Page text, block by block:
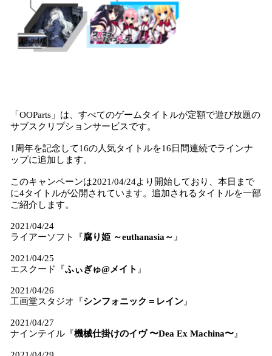
「OOParts」は、すべてのゲームタイトルが定額で遊び放題の
サブスクリプションサービスです。
1周年を記念して16の人気タイトルを16日間連続でラインナ
ップに追加します。
このキャンペーンは2021/04/24より開始しており、本日まで
に4タイトルが公開されています。追加されるタイトルを一部
ご紹介します。
2021/04/24
ライアーソフト『腐り姫 ～euthanasia～ 』
2021/04/25
エスクード『ふぃぎゅ@メイト 』
2021/04/26
工画堂スタジオ『シンフォニック＝レイン 』
2021/04/27
ナインテイル『機械仕掛けのイヴ 〜Dea Ex Machina〜 』